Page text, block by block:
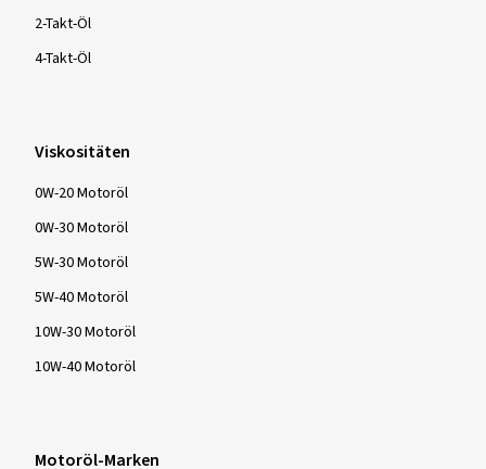
2-Takt-Öl
4-Takt-Öl
Viskositäten
0W-20 Motoröl
0W-30 Motoröl
5W-30 Motoröl
5W-40 Motoröl
10W-30 Motoröl
10W-40 Motoröl
Motoröl-Marken